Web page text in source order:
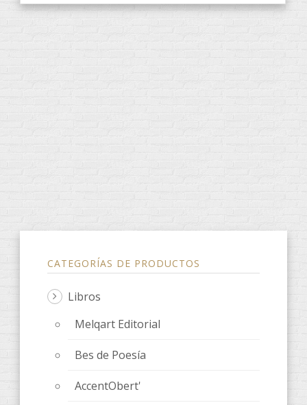
CATEGORÍAS DE PRODUCTOS
Libros
Melqart Editorial
Bes de Poesía
AccentObert'